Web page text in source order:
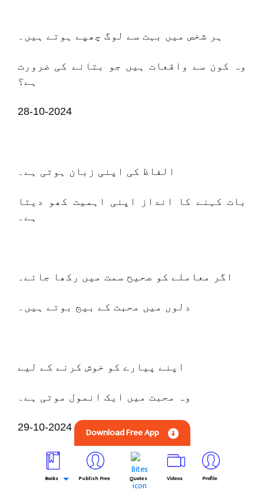
ہر شخص میں بہت سے لوگ چھپے ہوتے ہیں۔
وہ کون سے واقعات ہیں جو بتانے کی ضرورت
ہے؟
28-10-2024
الفاظ کی اپنی زبان ہوتی ہے۔
بات کہنے کا انداز اپنی اہمیت کھو دیتا
ہے۔
اگر معاملے کو صحیح سمت میں رکھا جائے۔
دلوں میں محبت کے بیج بوتے ہیں۔
اپنے پیارے کو خوش کرنے کے لیے
وہ محبت میں ایک انمول موتی ہے۔
29-10-2024
تہہ خانے سے پرانے رشتوں کے آثار نمودار
Download Free App
Books Publish Free Quotes Videos Profile